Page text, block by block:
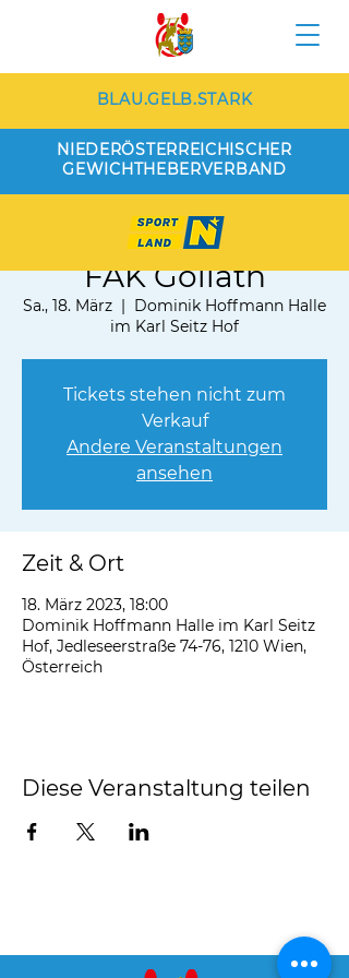
BLAU.GELB.STARK
NIEDERÖSTERREICHISCHER
GEWICHTHEBERVERBAND
AK Nord Wien vs.
FAK Goliath
Sa., 18. März
  |
Dominik Hoffmann Halle
im Karl Seitz Hof
Tickets stehen nicht zum
Verkauf
Andere Veranstaltungen
ansehen
Zeit & Ort
18. März 2023, 18:00
Dominik Hoffmann Halle im Karl Seitz
Hof, Jedleseerstraße 74-76, 1210 Wien,
Österreich
Diese Veranstaltung teilen